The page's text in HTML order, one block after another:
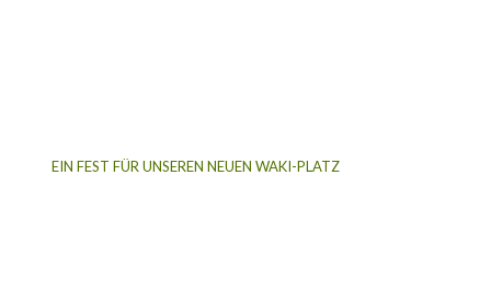
EIN FEST FÜR UNSEREN NEUEN WAKI-PLATZ